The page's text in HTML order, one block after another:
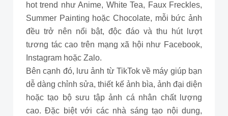
hot trend như Anime, White Tea, Faux Freckles,
Summer Painting hoặc Chocolate, mỗi bức ảnh
đều trở nên nổi bật, độc đáo và thu hút lượt
tương tác cao trên mạng xã hội như Facebook,
Instagram hoặc Zalo.
Bên cạnh đó, lưu ảnh từ TikTok về máy giúp bạn
dễ dàng chỉnh sửa, thiết kế ảnh bìa, ảnh đại diện
hoặc tạo bộ sưu tập ảnh cá nhân chất lượng
cao. Đặc biệt với các nhà sáng tạo nội dung,